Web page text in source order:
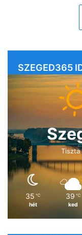
SZEGED365
Tiszta
35 ℃
hét
39 ℃
ked